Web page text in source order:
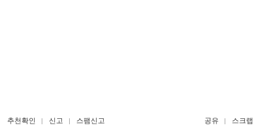
추천확인 신고 스팸신고 공유 스크랩